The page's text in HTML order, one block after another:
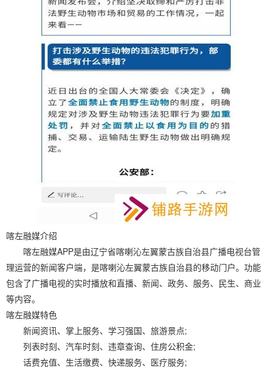
喀左融媒介绍
喀左融媒APP是由辽宁省喀喇沁左翼蒙古族自治县广播电视台管
理运营的新闻客户端，是喀喇沁左翼蒙古族自治县的移动门户。功能
包含了广播电视的实时播放和直播、新闻、政务、服务、民生、商业
等内容。
喀左融媒特色
新闻资讯、掌上服务、学习强国、旅游景点;
列表时刻、汽车时刻、违章查询、住房公积金;
话费充值、生活缴费、快递服务、医疗服务;